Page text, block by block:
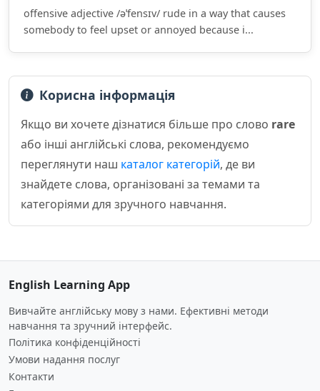
offensive adjective /əˈfensɪv/ rude in a way that causes
somebody to feel upset or annoyed because i...
Корисна інформація
Якщо ви хочете дізнатися більше про слово rare
або інші англійські слова, рекомендуємо
переглянути наш каталог категорій, де ви
знайдете слова, організовані за темами та
категоріями для зручного навчання.
English Learning App
Вивчайте англійську мову з нами. Ефективні методи
навчання та зручний інтерфейс.
Політика конфіденційності
Умови надання послуг
Контакти